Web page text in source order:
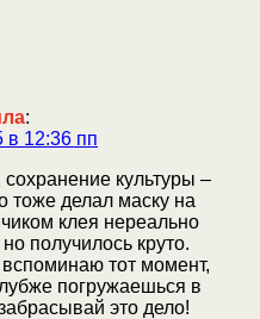
:
в 12:36 пп
культуры –
тоже делал маску на
клея нереально
получилось круто.
тот момент,
погружаешься в
это дело!